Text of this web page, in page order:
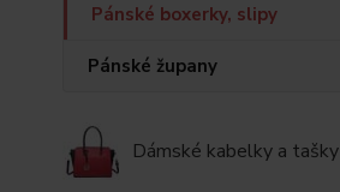
Pánské boxerky, slipy
Pánské župany
Dámské kabelky a tašky